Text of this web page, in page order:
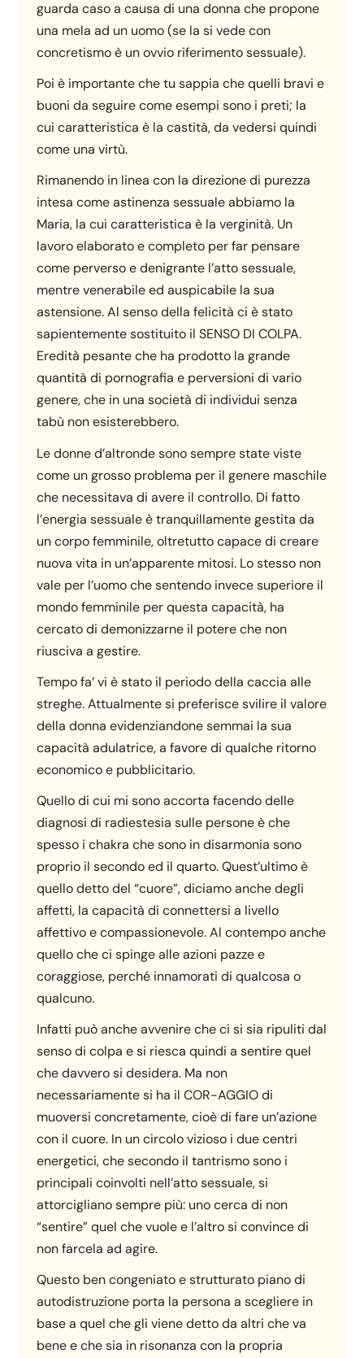
guarda caso a causa di una donna che propone
una mela ad un uomo (se la si vede con
concretismo è un ovvio riferimento sessuale).
Poi è importante che tu sappia che quelli bravi e
buoni da seguire come esempi sono i preti; la
cui caratteristica è la castità, da vedersi quindi
come una virtù.
Rimanendo in linea con la direzione di purezza
intesa come astinenza sessuale abbiamo la
Maria, la cui caratteristica è la verginità. Un
lavoro elaborato e completo per far pensare
come perverso e denigrante l’atto sessuale,
mentre venerabile ed auspicabile la sua
astensione. Al senso della felicità ci è stato
sapientemente sostituito il SENSO DI COLPA.
Eredità pesante che ha prodotto la grande
quantità di pornografia e perversioni di vario
genere, che in una società di individui senza
tabù non esisterebbero.
Le donne d’altronde sono sempre state viste
come un grosso problema per il genere maschile
che necessitava di avere il controllo. Di fatto
l’energia sessuale è tranquillamente gestita da
un corpo femminile, oltretutto capace di creare
nuova vita in un’apparente mitosi. Lo stesso non
vale per l’uomo che sentendo invece superiore il
mondo femminile per questa capacità, ha
cercato di demonizzarne il potere che non
riusciva a gestire.
Tempo fa’ vi è stato il periodo della caccia alle
streghe. Attualmente si preferisce svilire il valore
della donna evidenziandone semmai la sua
capacità adulatrice, a favore di qualche ritorno
economico e pubblicitario.
Quello di cui mi sono accorta facendo delle
diagnosi di radiestesia sulle persone è che
spesso i chakra che sono in disarmonia sono
proprio il secondo ed il quarto. Quest’ultimo è
quello detto del “cuore”, diciamo anche degli
affetti, la capacità di connettersi a livello
affettivo e compassionevole. Al contempo anche
quello che ci spinge alle azioni pazze e
coraggiose, perché innamorati di qualcosa o
qualcuno.
Infatti può anche avvenire che ci si sia ripuliti dal
senso di colpa e si riesca quindi a sentire quel
che davvero si desidera. Ma non
necessariamente si ha il COR-AGGIO di
muoversi concretamente, cioè di fare un’azione
con il cuore. In un circolo vizioso i due centri
energetici, che secondo il tantrismo sono i
principali coinvolti nell’atto sessuale, si
attorcigliano sempre più: uno cerca di non
“sentire” quel che vuole e l’altro si convince di
non farcela ad agire.
Questo ben congeniato e strutturato piano di
autodistruzione porta la persona a scegliere in
base a quel che gli viene detto da altri che va
bene e che sia in risonanza con la propria